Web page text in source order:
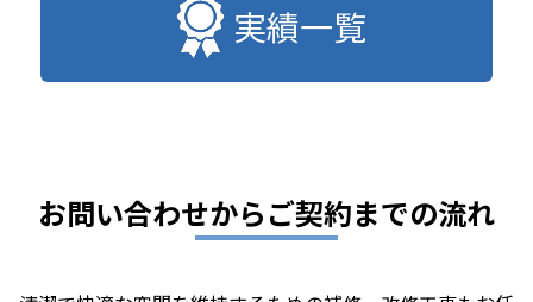
実績一覧
お問い合わせからご契約までの流れ